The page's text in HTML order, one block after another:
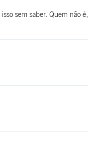
sem saber. Quem não é,